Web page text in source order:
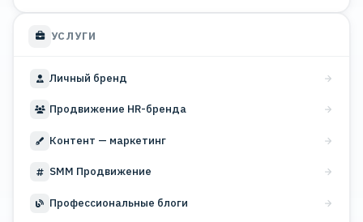
УСЛУГИ
Личный бренд
Продвижение HR-бренда
Контент — маркетинг
SMM Продвижение
Профессиональные блоги